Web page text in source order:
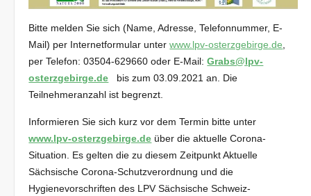
Bitte melden Sie sich (Name, Adresse, Telefonnummer, E-
Mail) per Internetformular unterwww.lpv-osterzgebirge.de
per Telefon: 03504-629660 oder E-Mail:Grabs@lpv-
osterzgebirge.de bis zum 03.09.2021 an. Die
Teilnehmeranzahl ist begrenzt.
Informieren Sie sich kurz vor dem Termin bitte unter
www.lpv-osterzgebirge.de über die aktuelle Corona-
Situation. Es gelten die zu diesem Zeitpunkt Aktuelle
Sächsische Corona-Schutzverordnung und die
Hygienevorschriften des LPV Sächsische Schweiz-